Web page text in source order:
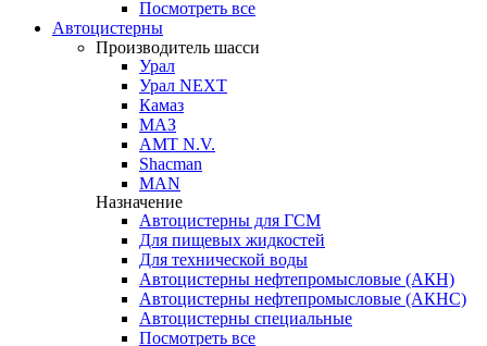
Посмотреть все
Автоцистерны
Производитель шасси
Урал
Урал NEXT
Камаз
МАЗ
AMT N.V.
Shacman
MAN
Назначение
Автоцистерны для ГСМ
Для пищевых жидкостей
Для технической воды
Автоцистерны нефтепромысловые (АКН)
Автоцистерны нефтепромысловые (АКНС)
Автоцистерны специальные
Посмотреть все